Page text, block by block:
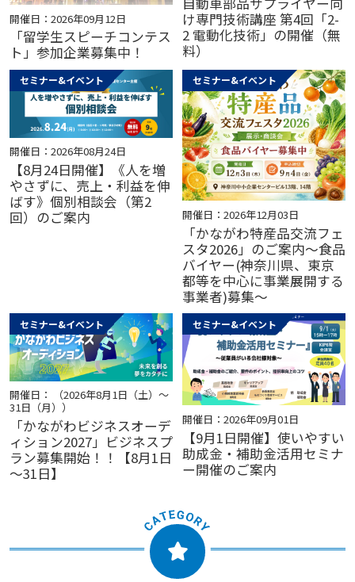
開催日：2026年09月12日
「留学生スピーチコンテス
ト」参加企業募集中！
け専門技術講座 第4回「2-
2 電動化技術」の開催（無
料）
セミナー&イベント
開催日：2026年08月24日
【8月24日開催】《人を増
やさずに、売上・利益を伸
ばす》個別相談会（第2
回）のご案内
セミナー&イベント
開催日：2026年12月03日
「かながわ特産品交流フェ
スタ2026」のご案内～食品
バイヤー(神奈川県、東京
都等を中心に事業展開する
事業者)募集～
セミナー&イベント
開催日： （2026年8月1日（土）～
31日（月））
「かながわビジネスオーデ
ィション2027」ビジネスプ
ラン募集開始！！【8月1日
～31日】
セミナー&イベント
開催日：2026年09月01日
【9月1日開催】使いやすい
助成金・補助金活用セミナ
ー開催のご案内